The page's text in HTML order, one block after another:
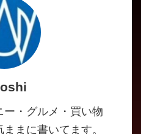
ー・グルメ・買い物
まに書いてます。